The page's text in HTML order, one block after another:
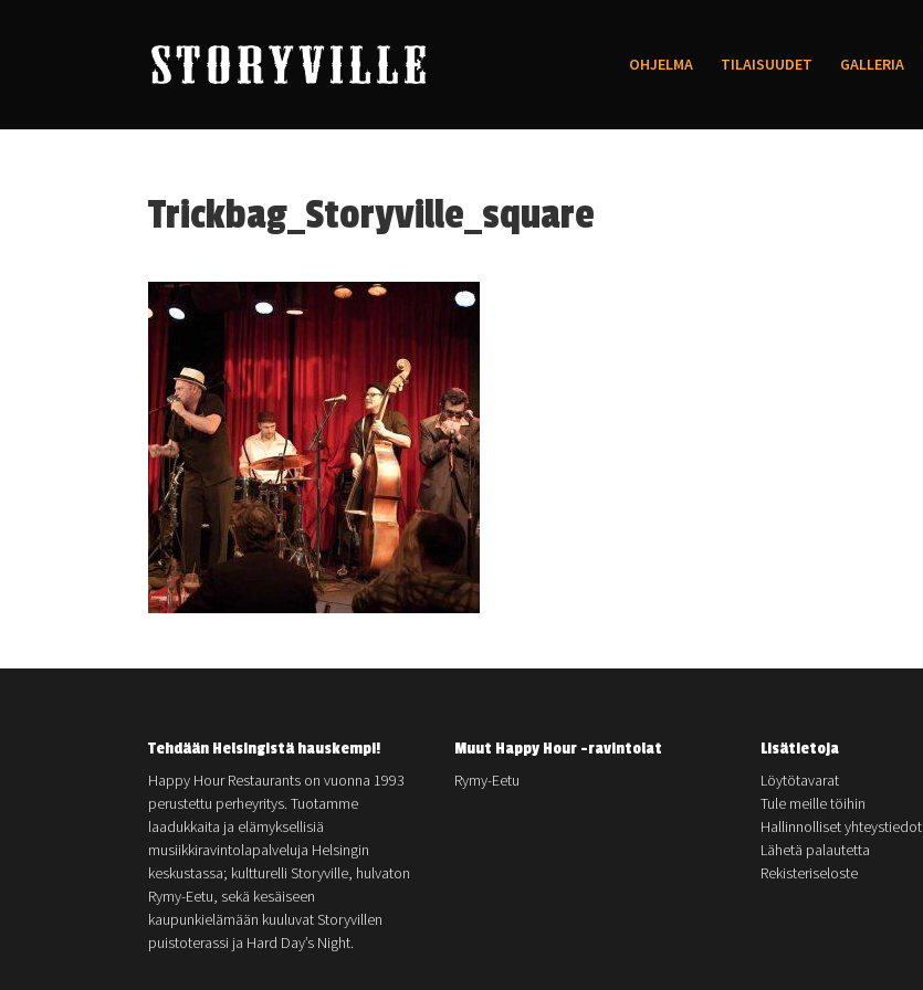
OHJELMA TILAISUUDET GALLERIA
Trickbag_Storyville_square
Tehdään Helsingistä hauskempi!
Happy Hour Restaurants on vuonna 1993
perustettu perheyritys. Tuotamme
laadukkaita ja elämyksellisiä
musiikkiravintolapalveluja Helsingin
keskustassa; kultturelli Storyville, hulvaton
Rymy-Eetu, sekä kesäiseen
kaupunkielämään kuuluvat Storyvillen
puistoterassi ja Hard Day’s Night.
Muut Happy Hour -ravintolat
Rymy-Eetu
Lisätietoja
Löytötavarat
Tule meille töihin
Hallinnolliset yhteystiedot
Lähetä palautetta
Rekisteriseloste